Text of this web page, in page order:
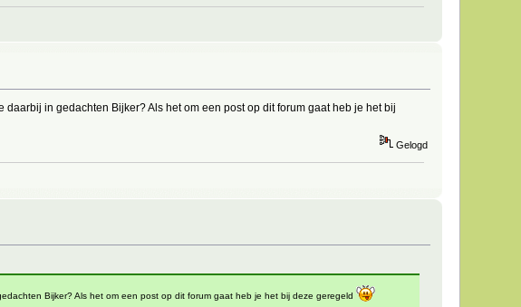
in gedachten Bijker? Als het om een post op dit forum gaat heb je het bij
Gelogd
Bijker? Als het om een post op dit forum gaat heb je het bij deze geregeld